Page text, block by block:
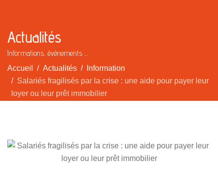
Actualités
Informations, événements ...
Accueil Actualités
Information
Salariés fragilisés par la crise : une aide pour payer leur
loyer ou leur prêt immobilier